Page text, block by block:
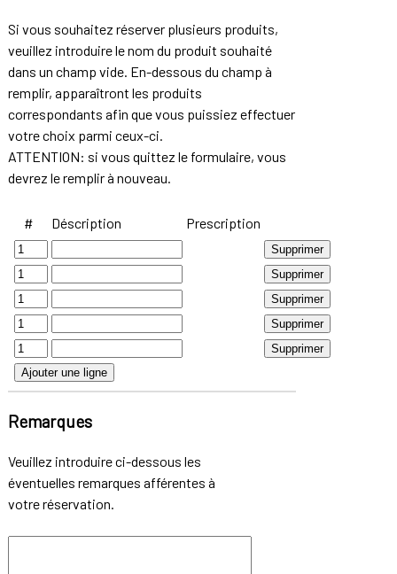
Si vous souhaitez réserver plusieurs produits,
veuillez introduire le nom du produit souhaité
dans un champ vide. En-dessous du champ à
remplir, apparaîtront les produits
correspondants afin que vous puissiez effectuer
votre choix parmi ceux-ci.
ATTENTION: si vous quittez le formulaire, vous
devrez le remplir à nouveau.
# Déscription Prescription
Remarques
Veuillez introduire ci-dessous les
éventuelles remarques afférentes à
votre réservation.